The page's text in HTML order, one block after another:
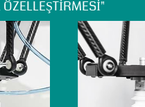
ÖZELLEŞTIRMESI"